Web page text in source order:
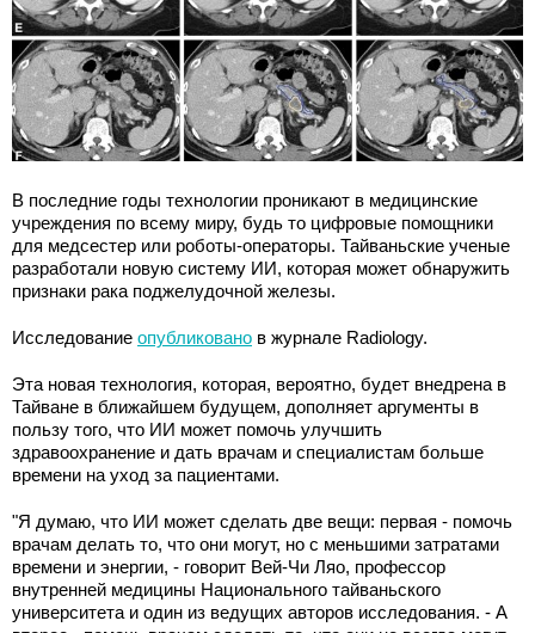
В последние годы технологии проникают в медицинские
учреждения по всему миру, будь то цифровые помощники
для медсестер или роботы-операторы. Тайваньские ученые
разработали новую систему ИИ, которая может обнаружить
признаки рака поджелудочной железы.
Исследование опубликовано в журнале Radiology.
Эта новая технология, которая, вероятно, будет внедрена в
Тайване в ближайшем будущем, дополняет аргументы в
пользу того, что ИИ может помочь улучшить
здравоохранение и дать врачам и специалистам больше
времени на уход за пациентами.
"Я думаю, что ИИ может сделать две вещи: первая - помочь
врачам делать то, что они могут, но с меньшими затратами
времени и энергии, - говорит Вей-Чи Ляо, профессор
внутренней медицины Национального тайваньского
университета и один из ведущих авторов исследования. - А